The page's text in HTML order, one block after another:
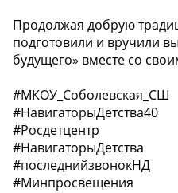
Продолжая добрую
подготовили и вручили
будущего» вместе со
#МКОУ_Соболевская_СШ
#НавигаторыДетства40
#Росдетцентр
#НавигаторыДетства
#последнийзвонокНД
#Минпросвещения